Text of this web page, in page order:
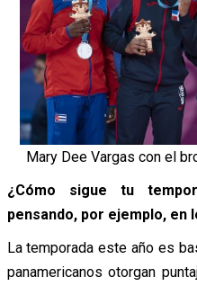
Mary Dee Vargas con el
¿Cómo sigue tu
pensando, por ejemplo, en
La temporada este año es
panamericanos otorgan